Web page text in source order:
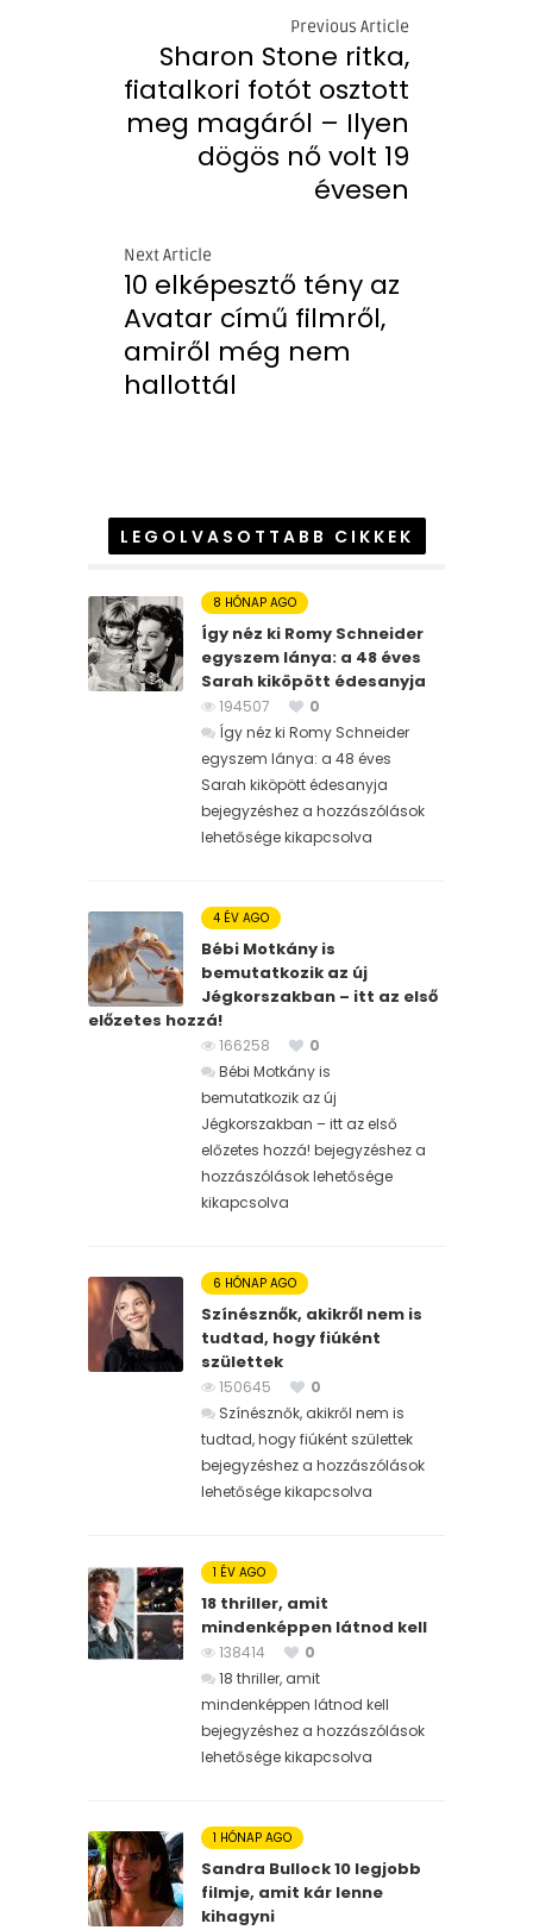
Previous Article
Sharon Stone ritka,
fiatalkori fotót osztott
meg magáról – Ilyen
dögös nő volt 19
évesen
Next Article
10 elképesztő tény az
Avatar című filmről,
amiről még nem
hallottál
LEGOLVASOTTABB CIKKEK
8 HÓNAP AGO
Így néz ki Romy Schneider
egyszem lánya: a 48 éves
Sarah kiköpött édesanyja
194507
0
Így néz ki Romy Schneider
egyszem lánya: a 48 éves
Sarah kiköpött édesanyja
bejegyzéshez a hozzászólások
lehetősége kikapcsolva
4 ÉV AGO
Bébi Motkány is
bemutatkozik az új
Jégkorszakban – itt az első
előzetes hozzá!
166258
0
Bébi Motkány is
bemutatkozik az új
Jégkorszakban – itt az első
előzetes hozzá! bejegyzéshez a
hozzászólások lehetősége
kikapcsolva
6 HÓNAP AGO
Színésznők, akikről nem is
tudtad, hogy fiúként
születtek
150645
0
Színésznők, akikről nem is
tudtad, hogy fiúként születtek
bejegyzéshez a hozzászólások
lehetősége kikapcsolva
1 ÉV AGO
18 thriller, amit
mindenképpen látnod kell
138414
0
18 thriller, amit
mindenképpen látnod kell
bejegyzéshez a hozzászólások
lehetősége kikapcsolva
1 HÓNAP AGO
Sandra Bullock 10 legjobb
filmje, amit kár lenne
kihagyni